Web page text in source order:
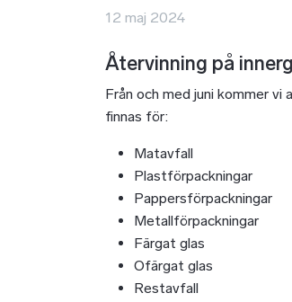
12 maj 2024
Återvinning på
Från och med juni kommer
finnas för:
Matavfall
Plastförpackningar
Pappersförpackningar
Metallförpackningar
Färgat glas
Ofärgat glas
Restavfall